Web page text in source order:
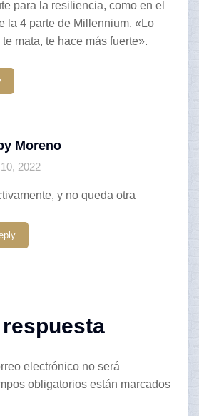
para la resiliencia, como en el
la 4 parte de Millennium. «Lo
mata, te hace más fuerte».
Moreno
2022
y no queda otra
electrónico no será
obligatorios están marcados